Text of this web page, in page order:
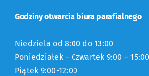
Godziny otwarcia biura parafialnego
Niedziela od 8:00 do 13:00
Poniedziałek – Czwartek 9:00 – 15:00
Piątek 9:00-12:00